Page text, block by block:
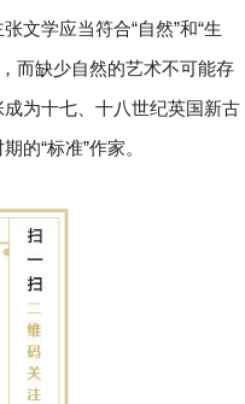
文学应当符合“自然”和“生
而缺少自然的艺术不可能存
成为十七、十八世纪英国新古
的“标准”作家。